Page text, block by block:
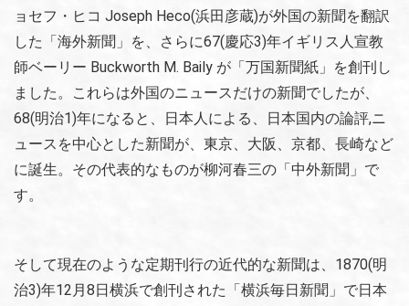
ョセフ・ヒコ Joseph Heco(浜田彦蔵)が外国の新聞を翻訳
した「海外新聞」を、さらに67(慶応3)年イギリス人宣教
師ベーリー Buckworth M. Baily が「万国新聞紙」を創刊し
ました。これらは外国のニュースだけの新聞でしたが、
68(明治1)年になると、日本人による、日本国内の論評,ニ
ュースを中心とした新聞が、東京、大阪、京都、長崎など
に誕生。その代表的なものが柳河春三の「中外新聞」で
す。
そして現在のような定期刊行の近代的な新聞は、1870(明
治3)年12月8日横浜で創刊された「横浜毎日新聞」で日本